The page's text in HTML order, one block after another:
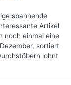
spannende
Artikel
noch einmal eine
sortiert
lohnt